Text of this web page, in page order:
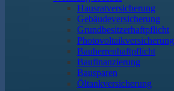
Hausratversicherung
Gebäudeversicherung
Grundbesitzerhaftpflicht
Photovoltaikversicherung
Bauherrenhaftpflicht
Baufinanzierung
Bausparen
Öltankversicherung